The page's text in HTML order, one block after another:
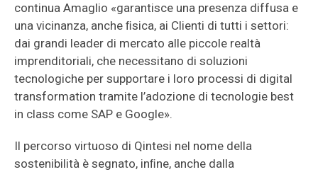
continua Amaglio «garantisce una presenza diffusa e
una vicinanza, anche ﬁsica, ai Clienti di tutti i settori:
dai grandi leader di mercato alle piccole realtà
imprenditoriali, che necessitano di soluzioni
tecnologiche per supportare i loro processi di digital
transformation tramite l’adozione di tecnologie best
in class come SAP e Google».
Il percorso virtuoso di Qintesi nel nome della
sostenibilità è segnato, inﬁne, anche dalla